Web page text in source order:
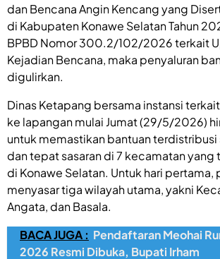
dan Bencana Angin Kencang yang
di Kabupaten Konawe Selatan Tahun
BPBD Nomor 300.2/102/2026 terkait
Kejadian Bencana, maka penyaluran
digulirkan.
Dinas Ketapang bersama instansi
ke lapangan mulai Jumat (29/5/2026)
untuk memastikan bantuan terdistribusi
dan tepat sasaran di 7 kecamatan
di Konawe Selatan. Untuk hari pertama,
menyasar tiga wilayah utama, yakni
Angata, dan Basala.
BACA JUGA : Pendaftaran Meohai
2026 Resmi Dibuka, Bupati Irham